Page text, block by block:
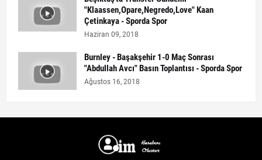
"Klaassen,Opare,Negredo,Love" Kaan
Çetinkaya - Sporda Spor
Haziran 09, 2018
Burnley - Başakşehir 1-0 Maç Sonrası
"Abdullah Avcı" Basın Toplantısı - Sporda Spor
Ağustos 16, 2018